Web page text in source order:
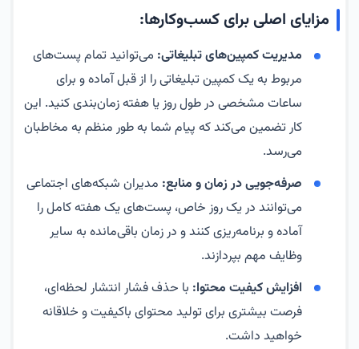
مزایای اصلی برای کسب‌وکارها:
مدیریت کمپین‌های تبلیغاتی: می‌توانید تمام پست‌های
مربوط به یک کمپین تبلیغاتی را از قبل آماده و برای
ساعات مشخصی در طول روز یا هفته زمان‌بندی کنید. این
کار تضمین می‌کند که پیام شما به طور منظم به مخاطبان
می‌رسد.
صرفه‌جویی در زمان و منابع: مدیران شبکه‌های اجتماعی
می‌توانند در یک روز خاص، پست‌های یک هفته کامل را
آماده و برنامه‌ریزی کنند و در زمان باقی‌مانده به سایر
وظایف مهم بپردازند.
افزایش کیفیت محتوا: با حذف فشار انتشار لحظه‌ای،
فرصت بیشتری برای تولید محتوای باکیفیت و خلاقانه
خواهید داشت.